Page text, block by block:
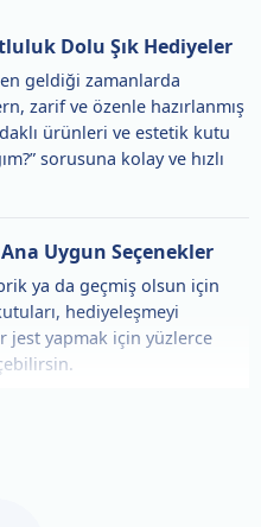
Dolu Şık Hediyeler
geldiği zamanlarda
zarif ve özenle hazırlanmış
ürünleri ve estetik kutu
sorusuna kolay ve hızlı
Uygun Seçenekler
ya da geçmiş olsun için
hediyeleşmeyi
jest yapmak için yüzlerce
– Kişiye Özel Mutluluk